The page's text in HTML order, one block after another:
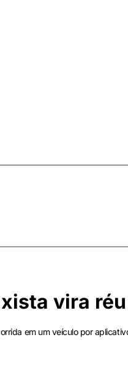
vira réu
em um veículo por